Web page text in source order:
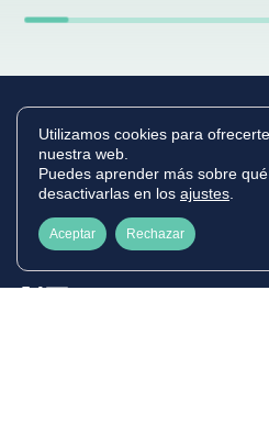
Utilizamos cookies para
nuestra web.
Puedes aprender más sobre
desactivarlas en los ajustes
Aceptar Rechazar